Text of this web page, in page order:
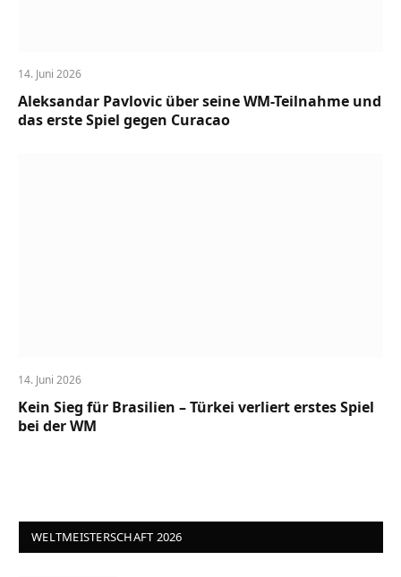
14. Juni 2026
Aleksandar Pavlovic über seine WM-Teilnahme und
das erste Spiel gegen Curacao
14. Juni 2026
Kein Sieg für Brasilien – Türkei verliert erstes Spiel
bei der WM
WELTMEISTERSCHAFT 2026